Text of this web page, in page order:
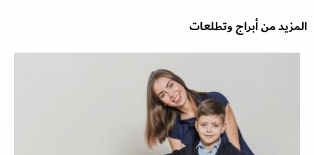
المزيد من أبراج وتطلعات